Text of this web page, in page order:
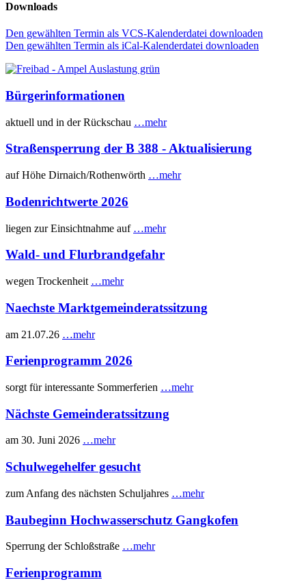
Downloads
Den gewählten Termin als VCS-Kalenderdatei downloaden
Den gewählten Termin als iCal-Kalenderdatei downloaden
Bürgerinformationen
aktuell und in der Rückschau …mehr
Straßensperrung der B 388 - Aktualisierung
auf Höhe Dirnaich/Rothenwörth …mehr
Bodenrichtwerte 2026
liegen zur Einsichtnahme auf …mehr
Wald- und Flurbrandgefahr
wegen Trockenheit …mehr
Naechste Marktgemeinderatssitzung
am 21.07.26 …mehr
Ferienprogramm 2026
sorgt für interessante Sommerferien …mehr
Nächste Gemeinderatssitzung
am 30. Juni 2026 …mehr
Schulwegehelfer gesucht
zum Anfang des nächsten Schuljahres …mehr
Baubeginn Hochwasserschutz Gangkofen
Sperrung der Schloßstraße …mehr
Ferienprogramm